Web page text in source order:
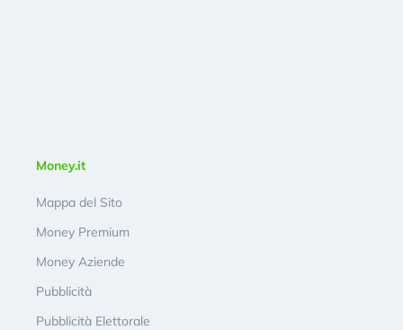
Money.it
Mappa del Sito
Money Premium
Money Aziende
Pubblicità
Pubblicità Elettorale